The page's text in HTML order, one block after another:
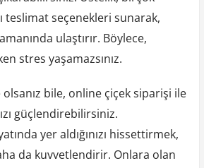
teslimat seçenekleri sunarak,
ulaştırır. Böylece,
stres yaşamazsınız.
bile, online çiçek siparişi ile
güçlendirebilirsiniz.
yer aldığınızı hissettirmek,
da kuvvetlendirir. Onlara olan